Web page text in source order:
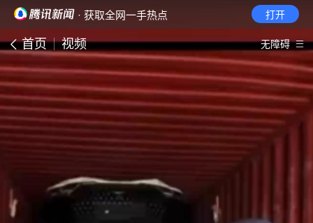
· 获取全网一手热点 打开
首页 视频 无障碍